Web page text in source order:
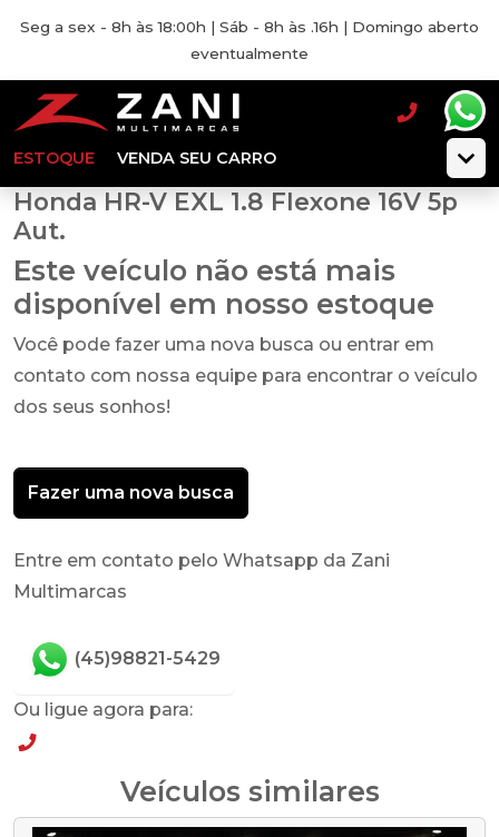
Seg a sex - 8h às 18:00h | Sáb - 8h às .16h | Domingo aberto
eventualmente
ESTOQUE VENDA SEU CARRO
Honda HR-V EXL 1.8 Flexone 16V 5p
Aut.
Este veículo não está mais
disponível em nosso estoque
Você pode fazer uma nova busca ou entrar em
contato com nossa equipe para encontrar o veículo
dos seus sonhos!
Fazer uma nova busca
Entre em contato pelo Whatsapp da Zani
Multimarcas
(45)98821-5429
Ou ligue agora para:
Veículos similares